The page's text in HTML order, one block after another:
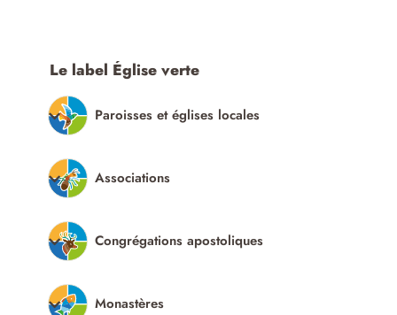
Le label Église verte
Paroisses et églises locales
Associations
Congrégations apostoliques
Monastères